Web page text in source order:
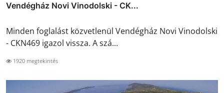
Vendégház Novi Vinodolski - CK...
Minden foglalást közvetlenül Vendégház Novi Vinodolski
- CKN469 igazol vissza. A szá...
1920 megtekintés